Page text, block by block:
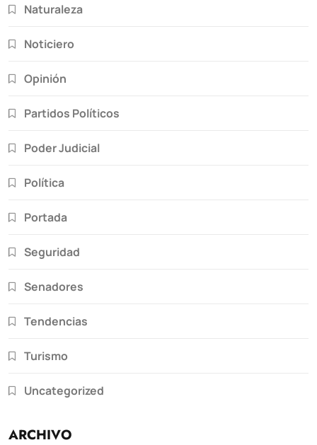
Naturaleza
Noticiero
Opinión
Partidos Políticos
Poder Judicial
Política
Portada
Seguridad
Senadores
Tendencias
Turismo
Uncategorized
ARCHIVO